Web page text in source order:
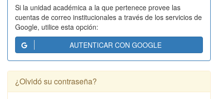
Si la unidad académica a la que pertenece provee las
cuentas de correo institucionales a través de los servicios de
Google, utilice esta opción:
AUTENTICAR CON GOOGLE
¿Olvidó su contraseña?